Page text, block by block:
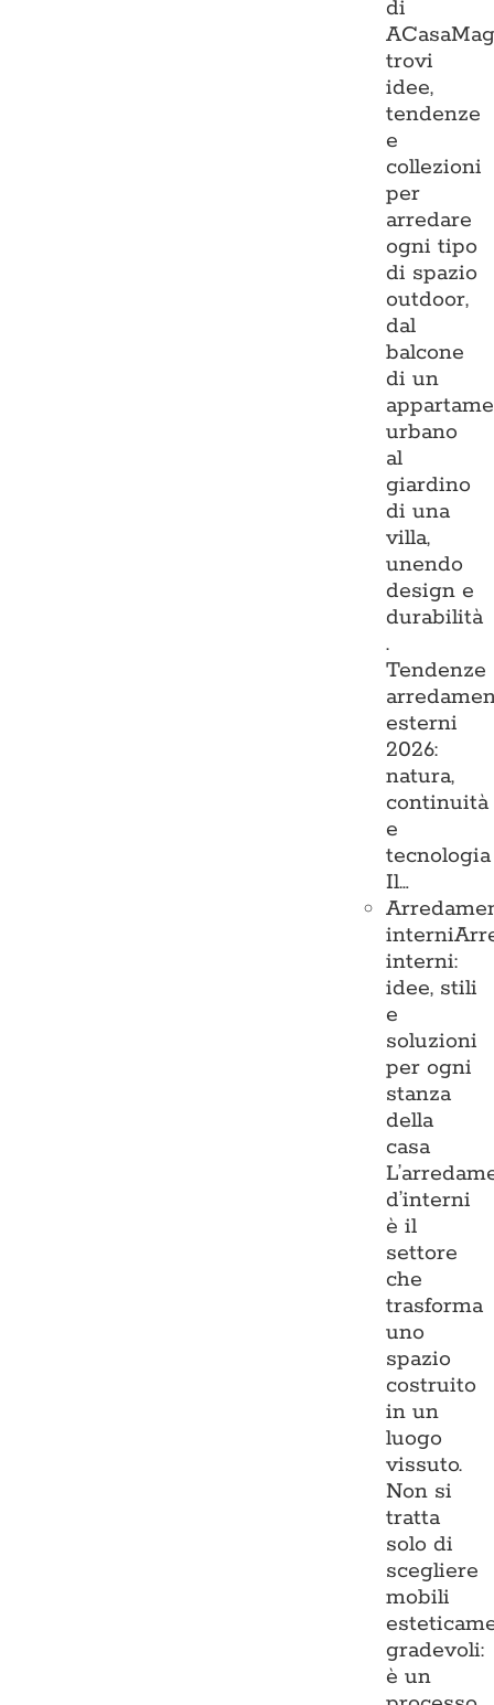
di
trovi
idee,
tendenze
e
collezioni
per
arredare
ogni tipo
di spazio
outdoor,
dal
balcone
di un
urbano
al
giardino
di una
villa,
unendo
design e
durabilità
.
Tendenze
esterni
2026:
natura,
continuità
e
tecnologia
Il…
interni
interni:
idee, stili
e
soluzioni
per ogni
stanza
della
casa
d’interni
è il
settore
che
trasforma
uno
spazio
costruito
in un
luogo
vissuto.
Non si
tratta
solo di
scegliere
mobili
gradevoli:
è un